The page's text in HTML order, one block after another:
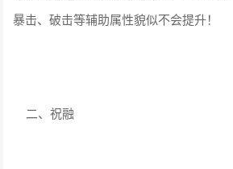
暴击、破击等辅助属性貌似不会提升！
二、祝融